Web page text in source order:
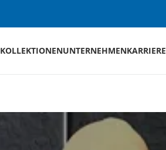
KOLLEKTIONENUNTERNEHMENKARRIERE